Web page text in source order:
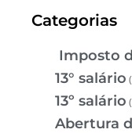
Categorias
Imposto
13° salário
13º salário
Abertura